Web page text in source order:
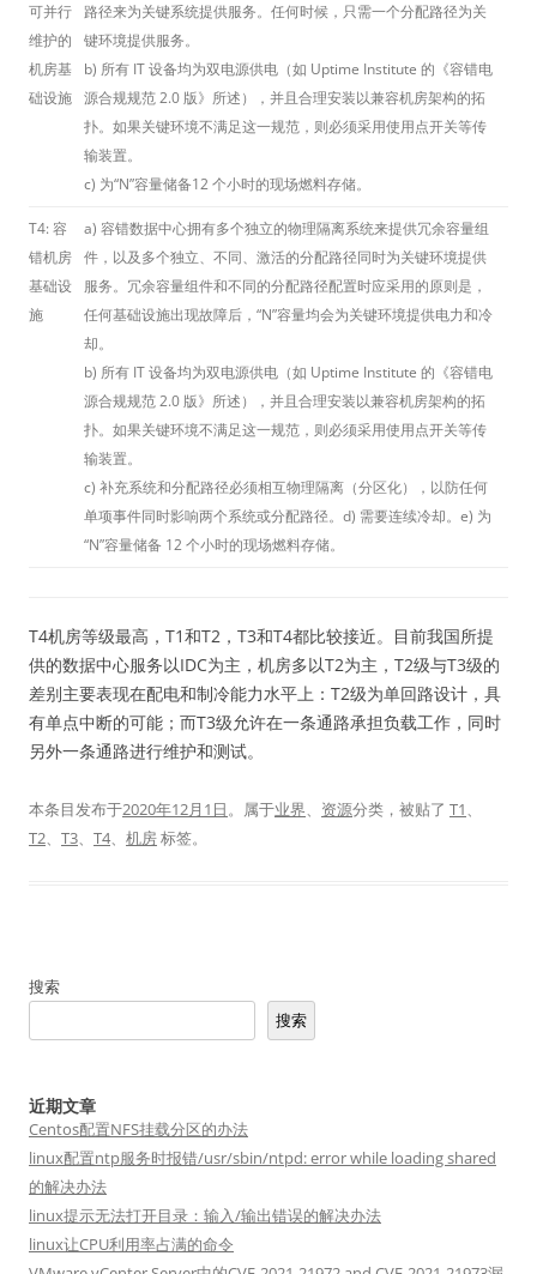
可并行
维护的
机房基
础设施
路径来为关键系统提供服务。任何时候，只需一个分配路径为关
键环境提供服务。
b) 所有 IT 设备均为双电源供电（如 Uptime Institute 的《容错电
源合规规范 2.0 版》所述），并且合理安装以兼容机房架构的拓
扑。如果关键环境不满足这一规范，则必须采用使用点开关等传
输装置。
c) 为“N”容量储备12 个小时的现场燃料存储。
T4: 容
错机房
基础设
施
a) 容错数据中心拥有多个独立的物理隔离系统来提供冗余容量组
件，以及多个独立、不同、激活的分配路径同时为关键环境提供
服务。冗余容量组件和不同的分配路径配置时应采用的原则是，
任何基础设施出现故障后，“N”容量均会为关键环境提供电力和冷
却。
b) 所有 IT 设备均为双电源供电（如 Uptime Institute 的《容错电
源合规规范 2.0 版》所述），并且合理安装以兼容机房架构的拓
扑。如果关键环境不满足这一规范，则必须采用使用点开关等传
输装置。
c) 补充系统和分配路径必须相互物理隔离（分区化），以防任何
单项事件同时影响两个系统或分配路径。d) 需要连续冷却。e) 为
“N”容量储备 12 个小时的现场燃料存储。
T4机房等级最高，T1和T2，T3和T4都比较接近。目前我国所提
供的数据中心服务以IDC为主，机房多以T2为主，T2级与T3级的
差别主要表现在配电和制冷能力水平上：T2级为单回路设计，具
有单点中断的可能；而T3级允许在一条通路承担负载工作，同时
另外一条通路进行维护和测试。
本条目发布于2020年12月1日。属于业界、 资源分类，被贴了 T1、
T2、 T3、 T4、 机房标签。
搜索
搜索
近期文章
Centos配置NFS挂载分区的办法
linux配置ntp服务时报错/usr/sbin/ntpd: error while loading shared
的解决办法
linux提示无法打开目录：输入/输出错误的解决办法
linux让CPU利用率占满的命令